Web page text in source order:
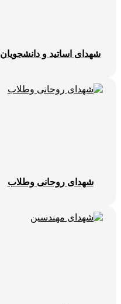
شهدای اساتید و دانشجویان
شهدای روحانی وطلاب